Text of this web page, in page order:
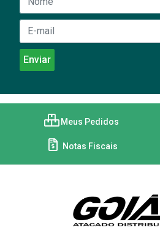
Meus Pedidos
Notas Fiscais